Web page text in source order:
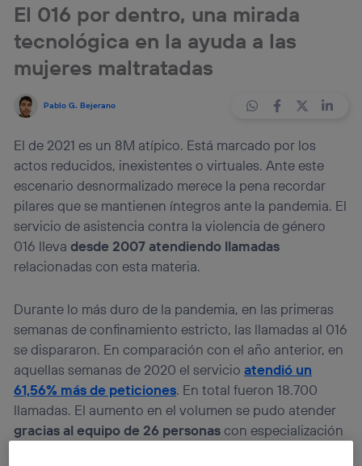
El 016 por dentro, una mirada
tecnológica en la ayuda a las
mujeres maltratadas
Pablo G. Bejerano
El de 2021 es un 8M atípico. Está marcado por los
actos reducidos, inexistentes o virtuales. Ante este
escenario desnormalizado merece la pena recordar
pilares que se mantienen íntegros ante la pandemia. El
servicio de asistencia contra la violencia de género
016 llevadesde 2007 atendiendo llamadas
relacionadas con esta materia.
Durante lo más duro de la pandemia, en las primeras
semanas de confinamiento estricto, las llamadas al 016
se dispararon. En comparación con el año anterior, en
aquellas semanas de 2020 el servicioatendió un
61,56% más de peticiones. En total fueron 18.700
llamadas. El aumento en el volumen se pudo atender
gracias al equipo de 26 personascon especialización